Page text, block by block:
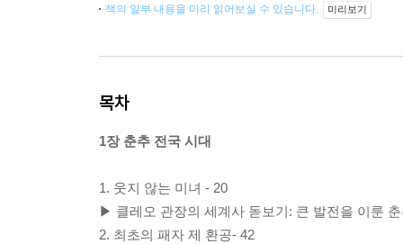
책의 일부 내용을 미리 읽어보실 수 있습니다. 미리보기
목차
1장 춘추 전국 시대
1. 웃지 않는 미녀 - 20
▶ 클레오 관장의 세계사 돋보기: 큰 발전을 이룬
2. 최초의 패자 제 환공- 42